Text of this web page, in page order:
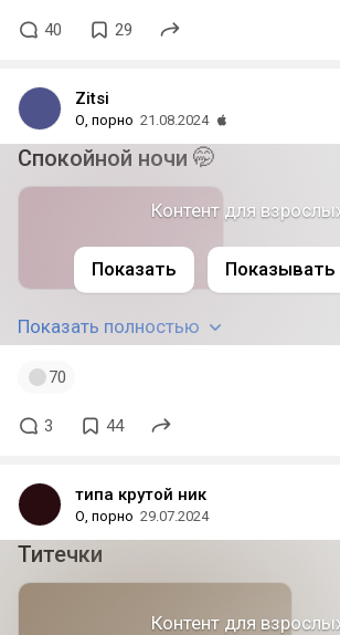
40 29
Zitsi
О, порно 21.08.2024
Спокойной ночи 🤭
Показать полностью
Контент для
Показать Показывать
70
3 44
типа крутой ник
О, порно 29.07.2024
Титечки
Контент для